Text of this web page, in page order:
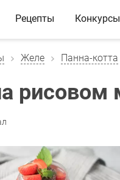
Рецепты Конкурсы
Желе Панна-котта
рисовом